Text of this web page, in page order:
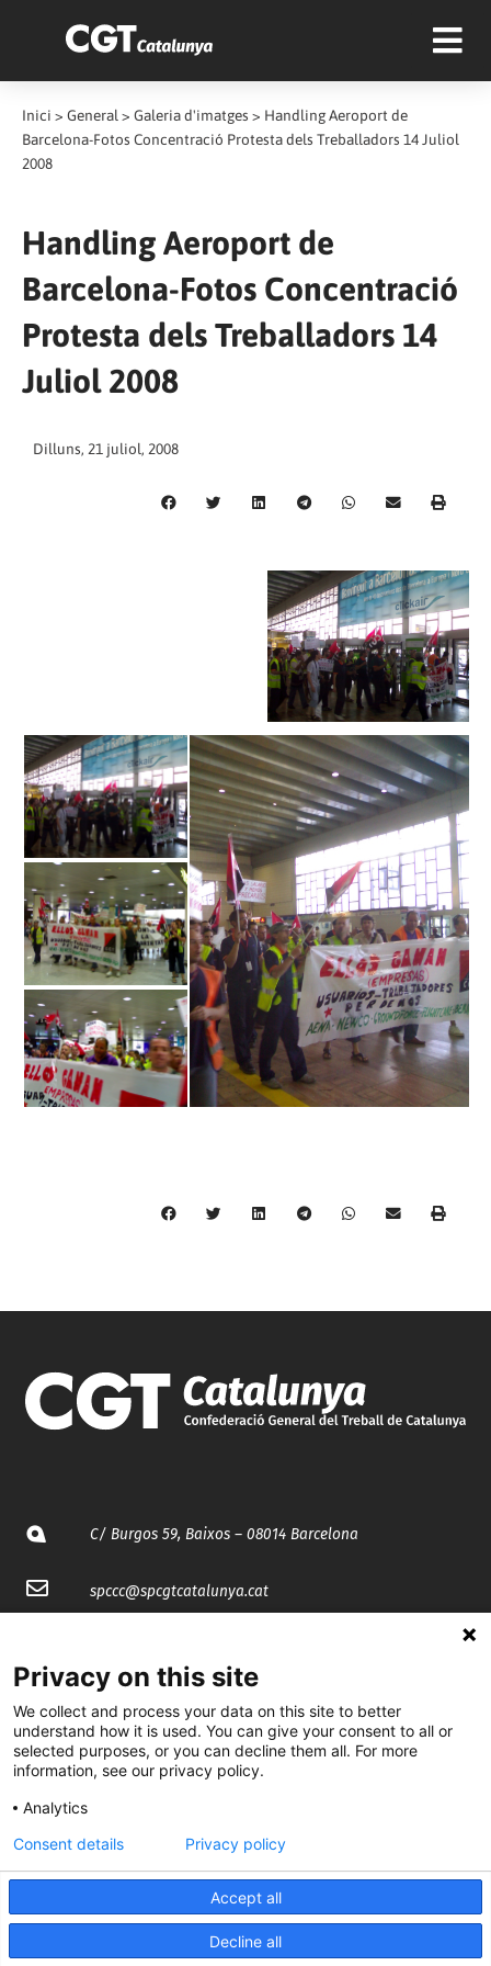
Inici > General > Galeria d'imatges > Handling Aeroport de
Barcelona-Fotos Concentració Protesta dels Treballadors 14 Juliol
2008
Handling Aeroport de
Barcelona-Fotos Concentració
Protesta dels Treballadors 14
Juliol 2008
Dilluns, 21 juliol, 2008
C/ Burgos 59, Baixos – 08014 Barcelona
spccc@spcgtcatalunya.cat
@CGTCatalunya
cgtcatalunya
cgtcatalunya
Desenvolupat per
Privacy on this site
We collect and process your data on this site to better
understand how it is used. You can give your consent to all or
selected purposes, or you can decline them all. For more
information, see our privacy policy.
Analytics
Accept all
Decline all
Consent details Privacy policy